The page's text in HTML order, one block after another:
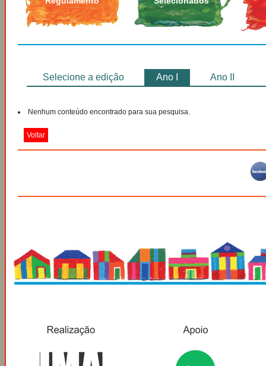
Selecione a edição Ano I Ano II
Nenhum conteúdo encontrado para sua pesquisa.
Voltar